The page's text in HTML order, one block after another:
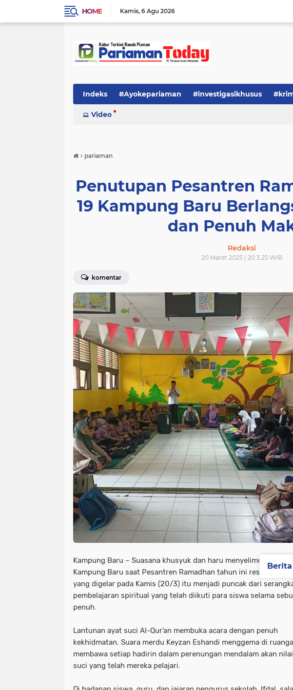
HOME Kamis 6 Agu 2026
Indeks #Ayokepariaman #investigasikhusus
Video
› pariaman
Penutupan Pesantren
19 Kampung Baru
dan Penuh
Redaksi
20 Maret 2025 | 20.3.25 WIB
komentar
Kampung Baru – Suasana khusyuk dan haru menyelimuti SD
Kampung Baru saat Pesantren Ramadhan tahun ini resmi
yang digelar pada Kamis (20/3) itu menjadi puncak dari
pembelajaran spiritual yang telah diikuti para siswa selama
penuh.
Lantunan ayat suci Al-Qur’an membuka acara dengan penuh
kekhidmatan. Suara merdu Keyzan Eshandi menggema di
membawa setiap hadirin dalam perenungan mendalam akan
suci yang telah mereka pelajari.